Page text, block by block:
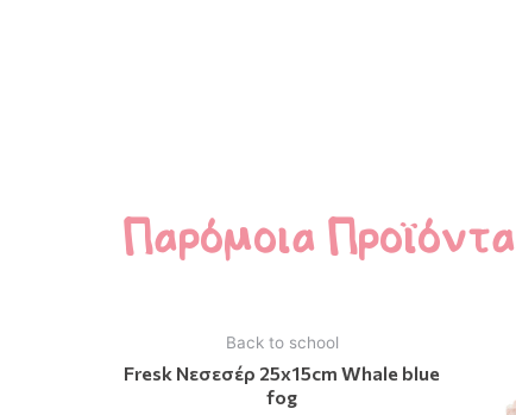
Παρόμοια Προϊόντα
Back to school
Fresk Νεσεσέρ 25x15cm Whale blue
fog